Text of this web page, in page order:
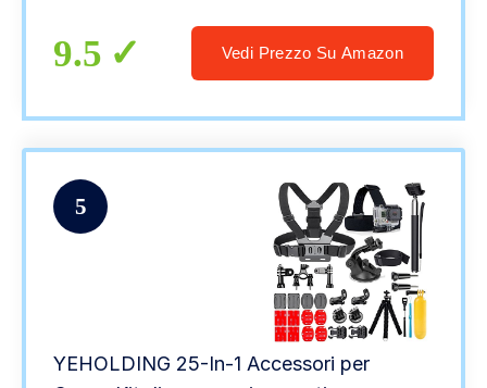
9.5 Vedi Prezzo Su Amazon
5
YEHOLDING 25-In-1 Accessori per